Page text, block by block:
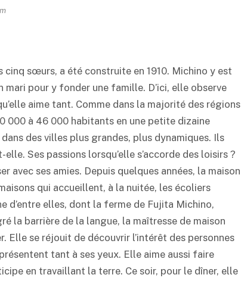
sœurs, a été construite en 1910. Michino y est
mari pour y fonder une famille. D’ici, elle observe
aime tant. Comme dans la majorité des régions
000 à 46 000 habitants en une petite dizaine
des villes plus grandes, plus dynamiques. Ils
Ses passions lorsqu’elle s’accorde des loisirs ?
avec ses amies. Depuis quelques années, la maison
qui accueillent, à la nuitée, les écoliers
d’entre elles, dont la ferme de Fujita Michino,
la barrière de la langue, la maîtresse de maison
Elle se réjouit de découvrir l’intérêt des personnes
tant à ses yeux. Elle aime aussi faire
en travaillant la terre. Ce soir, pour le dîner, elle